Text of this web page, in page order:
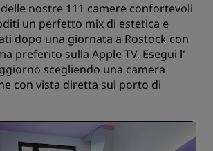
nostre 111 camere confortevoli
un perfetto mix di estetica e
dopo una giornata a Rostock con
preferito sulla Apple TV. Esegui l'
scegliendo una camera
con vista diretta sul porto di